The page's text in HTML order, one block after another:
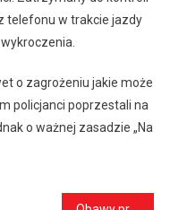
telefonu w trakcie jazdy
o zagrożeniu jakie może
policjanci poprzestali na
o ważnej zasadzie „Na